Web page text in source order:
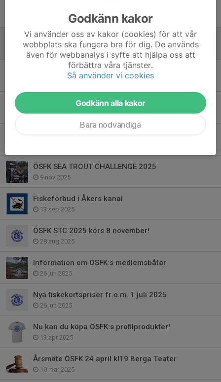
14 maj, 20:13
Pris KM Pimpel utdelat
13 maj, 23:44
Årsmöte ÖSFK 16 april kl19 Folkets Hus
16 feb, 09:55
30 dec 2025
ÖSFK SEA TROUT CHALLENGE 2025
9 nov 2025
Fiskeförbud i Åkers kanal
13 sep 2025
ÖSFK STC 2025 körs 8 november!
28 aug 2025
Information om ÖSFK:s medlemsbåtar
26 jun 2025
Nya fiskekortspriser fr.o.m. 1 juli 2025
26 jun 2025
Nu kan du köpa ÖSFK:s profilprodukter!
13 apr 2025
Årsmöte ÖSFK 24 april kl19 Berga Teater
10 mar 2025
Godkänn kakor
Vi använder oss av kakor (cookies) för att vår
webbplats ska fungera bra för dig. De används
även för webbanalys i syfte att hjälpa oss att
förbättra våra tjänster.
Så använder vi cookies
Godkänn alla kakor
Bara nödvändiga